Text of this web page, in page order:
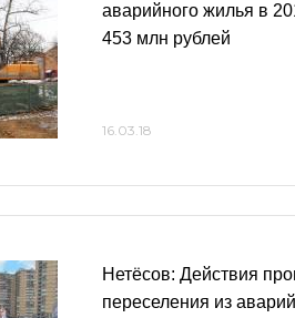
аварийного жилья в
453 млн рублей
16.03.18
Нетёсов: Действия
переселения из